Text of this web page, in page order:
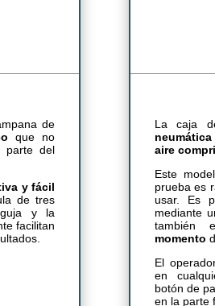
de
que no
parte del
y fácil
de tres
y la
facilitan
La caja
neumática
aire
Este
prueba es
usar. Es
mediante
también
momento
El
en
botón de
en la parte